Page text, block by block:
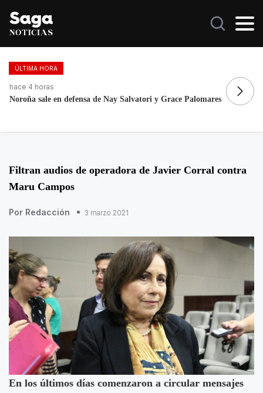
ÚLTIMA HORA
hace 4 horas
Noroña sale en defensa de Nay Salvatori y Grace Palomares
Filtran audios de operadora de Javier Corral contra
Maru Campos
Por Redacción 3 marzo 2021
En los últimos días comenzaron a circular mensajes